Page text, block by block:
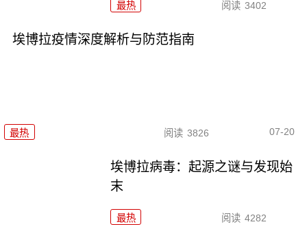
最热 阅读 3402
埃博拉疫情深度解析与防范指南
最热 阅读 3826 07-20
埃博拉病毒：起源之谜与发现始
末
最热 阅读 4282